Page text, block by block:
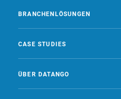
BRANCHENLÖSUNGEN
CASE STUDIES
ÜBER DATANGO